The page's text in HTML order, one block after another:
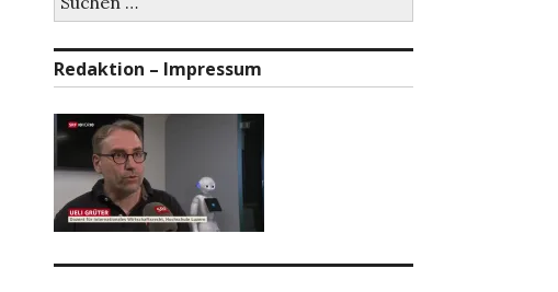
nach:
Redaktion – Impressum